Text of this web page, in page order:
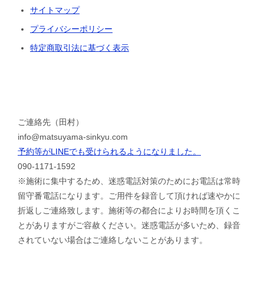
サイトマップ
プライバシーポリシー
特定商取引法に基づく表示
ご連絡先（田村）
info@matsuyama-sinkyu.com
予約等がLINEでも受けられるようになりました。
090-1171-1592
※施術に集中するため、迷惑電話対策のためにお電話は常時
留守番電話になります。ご用件を録音して頂ければ速やかに
折返しご連絡致します。施術等の都合によりお時間を頂くこ
とがありますがご容赦ください。迷惑電話が多いため、録音
されていない場合はご連絡しないことがあります。